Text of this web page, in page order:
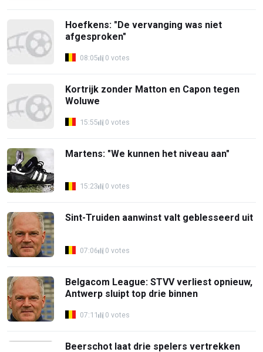
Hoefkens: "De vervanging was niet
afgesproken"
08:05 0 votes
Kortrijk zonder Matton en Capon tegen
Woluwe
15:55 0 votes
Martens: "We kunnen het niveau aan"
15:23 0 votes
Sint-Truiden aanwinst valt geblesseerd uit
07:06 0 votes
Belgacom League: STVV verliest opnieuw,
Antwerp sluipt top drie binnen
07:11 0 votes
Beerschot laat drie spelers vertrekken